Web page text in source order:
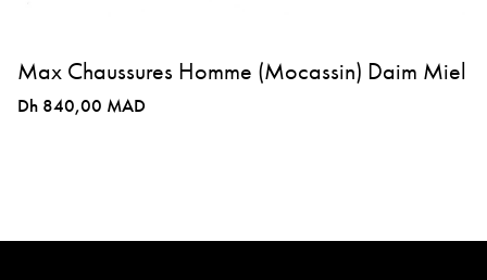
Max Chaussures Homme (Mocassin) Daim Miel
Dh 840,00 MAD